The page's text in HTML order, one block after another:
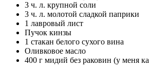
3 ч. л. крупной соли
3 ч. л. молотой сладкой паприки
1 лавровый лист
Пучок кинзы
1 стакан белого сухого вина
Оливковое масло
400 г мидий без раковин (у меня